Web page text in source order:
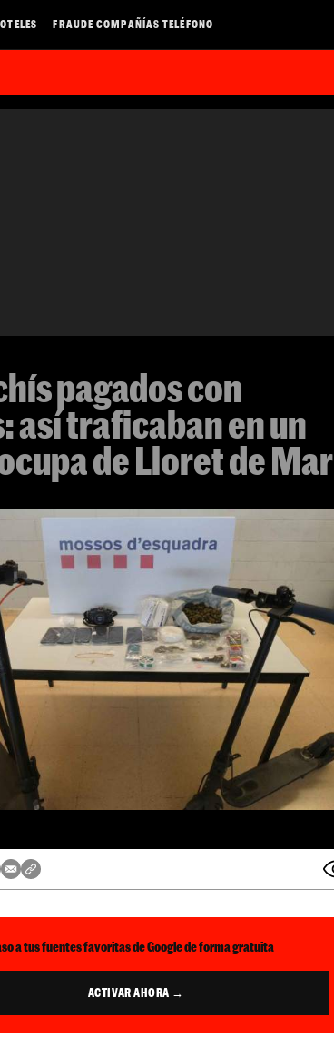
FRAUDE COMPAÑÍAS TELÉFONO
pagados con
así traficaban en un
de Lloret de Mar
a tus fuentes favoritas de Google de forma gratuita
ACTIVAR AHORA →